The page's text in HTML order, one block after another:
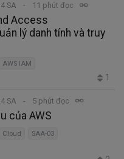
SA 11 phút đọc
Access
lý danh tính và truy
AWS IAM
1
SA 5 phút đọc
của AWS
Cloud
SAA-03